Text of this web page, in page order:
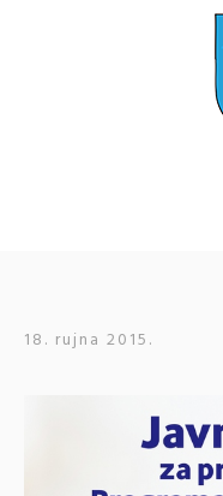
18. rujna 2015.